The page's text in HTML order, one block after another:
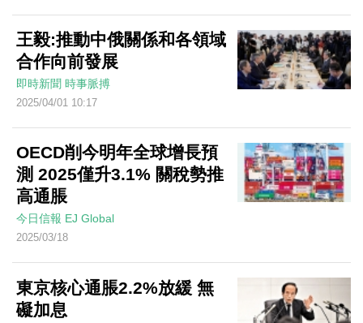
王毅:推動中俄關係和各領域
合作向前發展
即時新聞 時事脈搏
2025/04/01 10:17
OECD削今明年全球增長預
測 2025僅升3.1% 關稅勢推
高通脹
今日信報 EJ Global
2025/03/18
東京核心通脹2.2%放緩 無
礙加息